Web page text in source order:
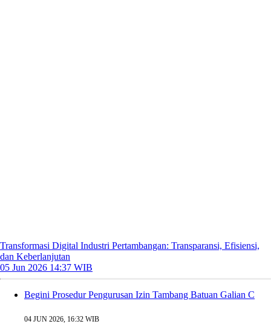
Transformasi Digital Industri Pertambangan: Transparansi, Efisiensi,
dan Keberlanjutan
05 Jun 2026 14:37 WIB
Begini Prosedur Pengurusan Izin Tambang Batuan Galian C
04 JUN 2026, 16:32 WIB